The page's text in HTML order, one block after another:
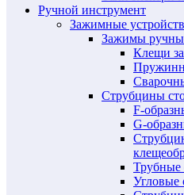
Ручной инструмент
Зажимные
Зажимы
Клещи
Струбцины
F-
G-
Трубные
Угловые